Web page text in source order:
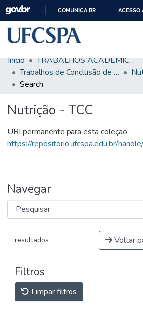
CONTEÚDO
COMUNICA BR ACESSO
Comunidades & Coleções
Busca Facetada
Estatísticas
Autoarquivamento
Sobre o RI-UFCSPA
FAQ
Ajuda
Início
TRABALHOS ACADÊMICOS
Trabalhos de Conclusão de Curso de Graduação
Search
Nutrição - TCC
URI permanente para esta coleção
https://repositorio.ufcspa.edu.br/
Navegar
resultados Voltar
Filtros
Limpar filtros